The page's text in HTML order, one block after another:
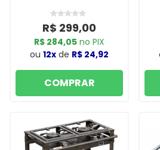
R$ 299,00
R$ 284,05 no PIX
ou 12x de R$ 24,92
COMPRAR